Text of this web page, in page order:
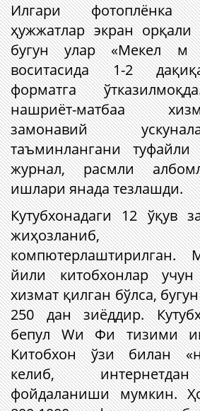
Илгари фотоплёнка
ҳужжатлар экран орқали
бугун улар «Мекел м
воситасида 1-2
форматга
нашриёт-матбаа
замонавий
таъминлангани туфайли
журнал, расмли
ишлари янада тезлашди.
Кутубхонадаги 12 ўқув
компютерлаштирилган.
йили китобхонлар
хизмат қилган бўлса,
250 дан зиёддир.
бепул Wи Фи тизими
Китобхон ўзи билан
келиб,
фойдаланиши мумкин.